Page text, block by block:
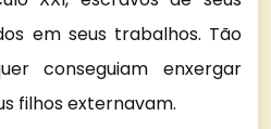
em seus trabalhos. Tão
conseguiam enxergar
filhos externavam.